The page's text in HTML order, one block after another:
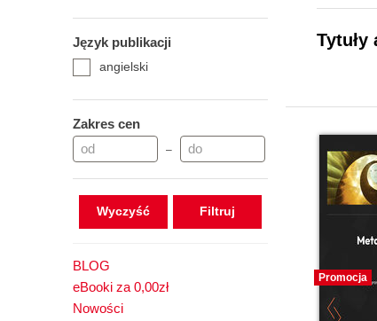
Język publikacji
angielski
Zakres cen
–
Wyczyść
BLOG
eBooki za 0,00zł
Nowości
Promocja